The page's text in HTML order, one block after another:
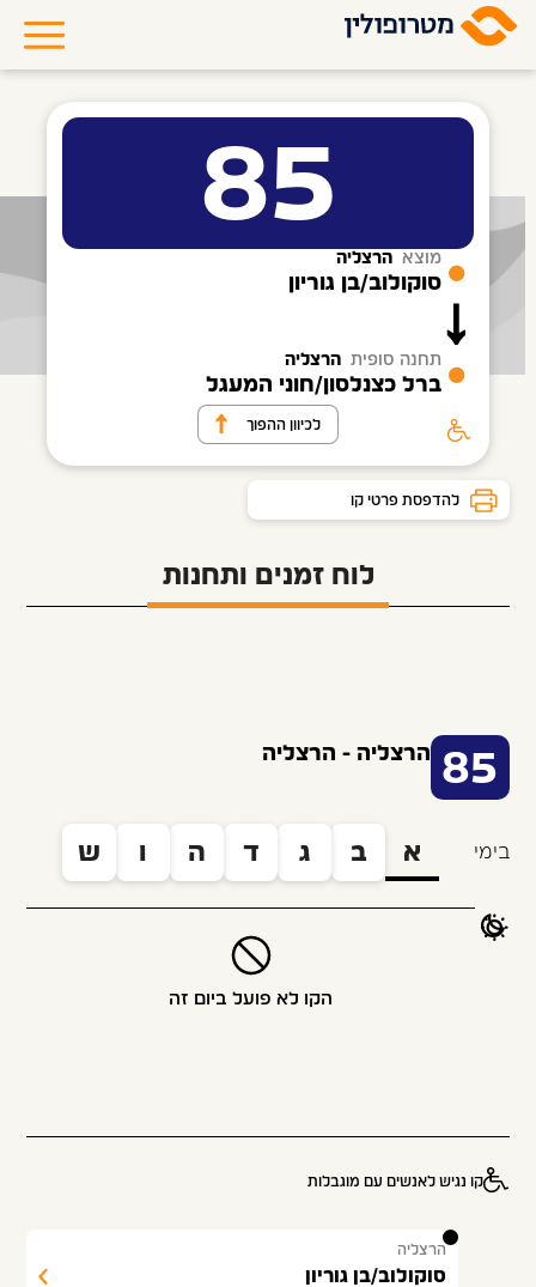
85
מוצא הרצליה
סוקולוב/בן גוריון
תחנה סופית הרצליה
ברל כצנלסון/חוני המעגל
לכיוון ההפוך
להדפסת פרטי קו
לוח זמנים ותחנות
85 הרצליה - הרצליה
בימי א ב ג ד ה ו ש
הקו לא פועל ביום זה
קו נגיש לאנשים עם מוגבלות
1
הרצליה
סוקולוב/בן גוריון